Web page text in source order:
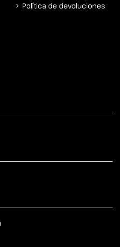
Política de devoluciones